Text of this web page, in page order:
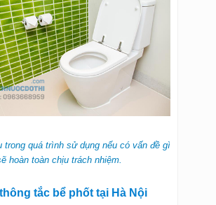
trong quá trình sử dụng nếu có vấn đề gì
hoàn toàn chịu trách nhiệm.
thông tắc bể phốt tại Hà Nội